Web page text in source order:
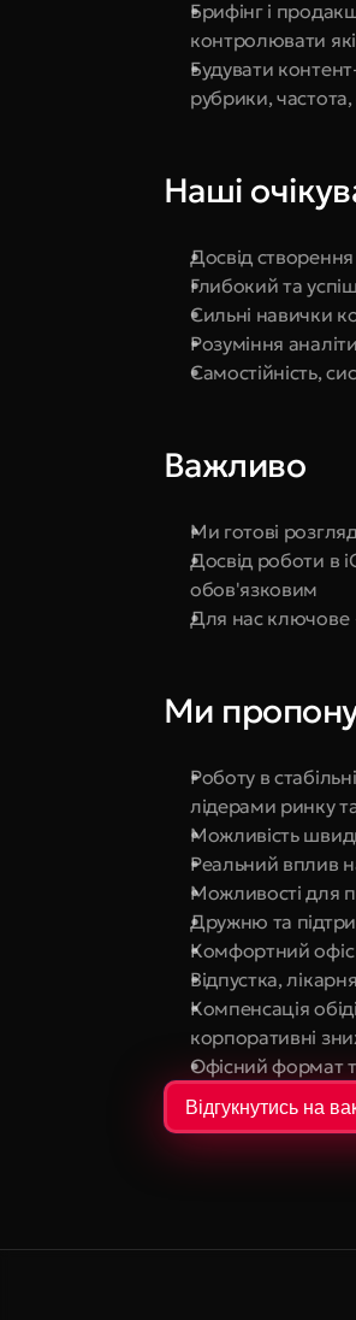
Брифінг і
контролювати
Будувати
рубрики,
Наші
Досвід
Глибокий та
Сильні навички
Розуміння
Самостійність,
Важливо
Ми готові
Досвід роботи в
обов'язковим
Для нас ключове
Ми
Роботу в
лідерами ринку
Можливість
Реальний вплив
Можливості для
Дружню та
Комфортний офіс
Відпустка,
Компенсація
корпоративні
Офісний формат
Відгукнутись на